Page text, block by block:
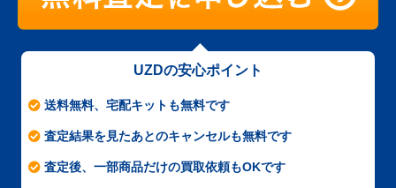
UZDの安心ポイント
送料無料、宅配キットも無料です
査定結果を見たあとのキャンセルも無料です
査定後、一部商品だけの買取依頼もOKです